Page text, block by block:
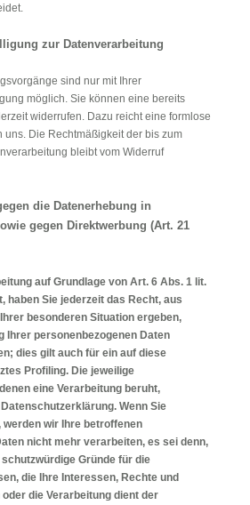
zur Datenverarbeitung
sind nur mit Ihrer
möglich. Sie können eine bereits
widerrufen. Dazu reicht eine formlose
uns. Die Rechtmäßigkeit der bis zum
bleibt vom Widerruf
die Datenerhebung in
gegen Direktwerbung (Art. 21
auf Grundlage von Art. 6 Abs. 1 lit.
haben Sie jederzeit das Recht, aus
besonderen Situation ergeben,
Ihrer personenbezogenen Daten
dies gilt auch für ein auf diese
Profiling. Die jeweilige
eine Verarbeitung beruht,
Wenn Sie
wir Ihre betroffenen
nicht mehr verarbeiten, es sei denn,
Gründe für die
die Ihre Interessen, Rechte und
die Verarbeitung dient der